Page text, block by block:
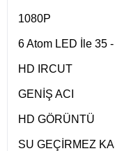
1080P
6 Atom LED İle 35
HD IRCUT
GENİŞ ACI
HD GÖRÜNTÜ
SU GEÇİRMEZ